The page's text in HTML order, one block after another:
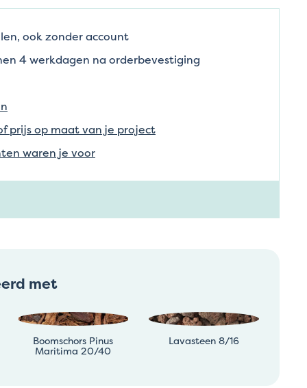
ook zonder account
4 werkdagen na orderbevestiging
prijs op maat van je project
waren je voor
met
Boomschors Pinus
Maritima 20/40
Lavasteen 8/16